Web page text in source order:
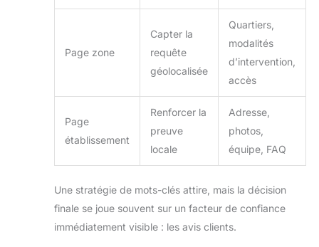
Page zone
Capter la
requête
géolocalisée
Quartiers,
modalités
d’intervention,
accès
Page
établissement
Renforcer la
preuve
locale
Adresse,
photos,
équipe, FAQ
Une stratégie de mots-clés attire, mais la décision
finale se joue souvent sur un facteur de confiance
immédiatement visible : les avis clients.